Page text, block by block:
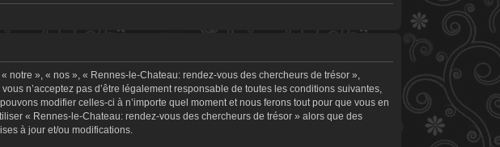
», « nos », « Rennes-le-Chateau: rendez-vous des chercheurs de trésor »,
n’acceptez pas d’être légalement responsable de toutes les conditions suivantes,
modifier celles-ci à n’importe quel moment et nous ferons tout pour que vous en
« Rennes-le-Chateau: rendez-vous des chercheurs de trésor » alors que des
à jour et/ou modifications.